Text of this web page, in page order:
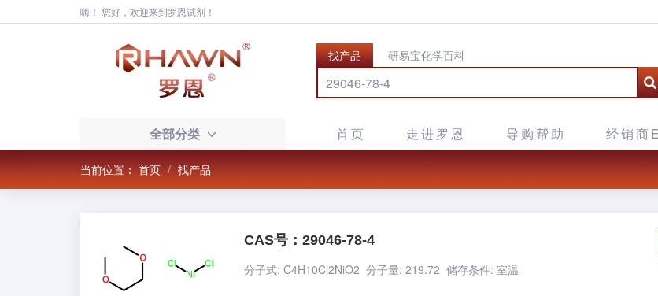
嗨！ 您好，欢迎来到罗恩试剂！
找产品 研易宝化学百科
全部分类 首页 走进罗恩 导购帮助 经销商
当前位置：首页 找产品
CAS号：29046-78-4
分子式: C4H10Cl2NiO2 分子量: 219.72 储存条件: 室温